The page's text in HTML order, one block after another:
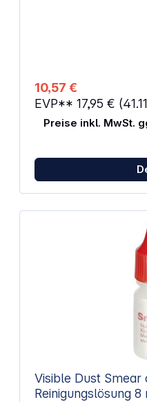
geeignet für die
technischen Geräten.
wiederholten Gebrauch
Die verbesserte
Arbeitsvorteile und
10,57 €
EVP** 17,95 €
Preise inkl. MwSt.
Visible Dust Smear